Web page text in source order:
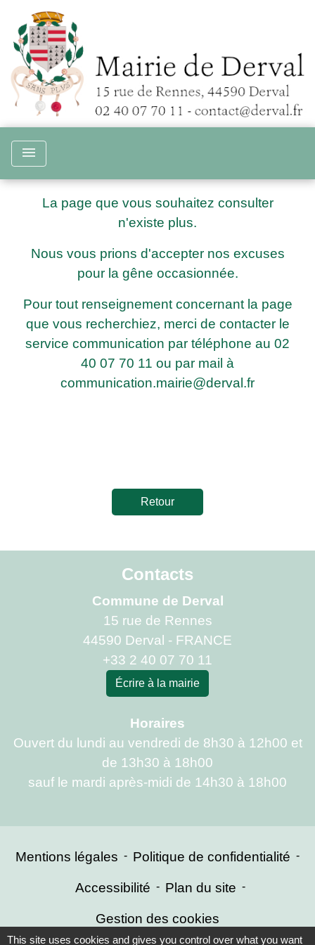
menu
La page que vous souhaitez consulter
n'existe plus.
Nous vous prions d'accepter nos excuses
pour la gêne occasionnée.
Pour tout renseignement concernant la page
que vous recherchiez, merci de contacter le
service communication par téléphone au 02
40 07 70 11 ou par mail à
communication.mairie@derval.fr
Retour
Contacts
Commune de Derval
15 rue de Rennes
44590 Derval - FRANCE
+33 2 40 07 70 11
Écrire à la mairie
Horaires
Ouvert du lundi au vendredi de 8h30 à 12h00 et
de 13h30 à 18h00
sauf le mardi après-midi de 14h30 à 18h00
Mentions légales - Politique de confidentialité -
Accessibilité - Plan du site -
Gestion des cookies
This site uses cookies and gives you control over what you want